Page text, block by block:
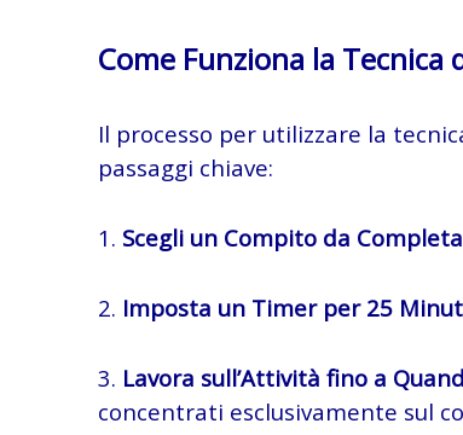
Come Funziona la Tecnica
Il processo per utilizzare la
passaggi chiave:
1. Scegli un Compito da
2. Imposta un Timer per 25
3. Lavora sull’Attività fino a
concentrati esclusivamente sul